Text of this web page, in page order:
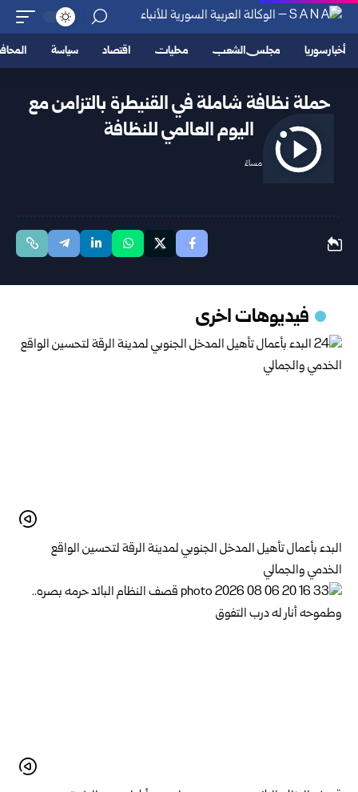
أخبار سوريا مجلس الشعب محليات اقتصاد سياسة
حملة نظافة شاملة في القنيطرة بالتزامن مع
اليوم العالمي للنظافة
2025/09/21 1:14 مساءً
فيديوهات اخرى
البدء بأعمال تأهيل المدخل الجنوبي لمدينة الرقة لتحسين الواقع
الخدمي والجمالي